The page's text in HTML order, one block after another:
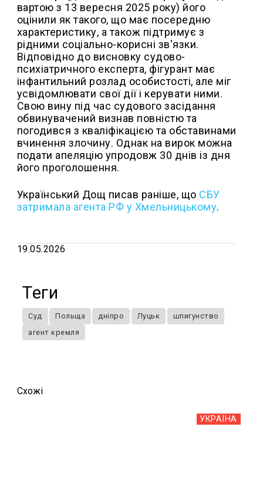
вартою з 13 вересня 2025 року) його
оцінили як такого, що має посередню
характеристику, а також підтримує з
рідними соціально-корисні зв'язки.
Відповідно до висновку судово-
психіатричного експерта, фігурант має
інфантильний розлад особистості, але міг
усвідомлювати свої дії і керувати ними.
Свою вину під час судового засідання
обвинувачений визнав повністю та
погодився з кваліфікацією та обставинами
вчинення злочину. Однак на вирок можна
подати апеляцію упродовж 30 днів із дня
його проголошення.
Український Дощ писав раніше, що СБУ
затримала агента РФ у Хмельницькому.
19.05.2026
Теги
Суд Польща дніпро Луцьк
шпигунство
агент кремля
Схожi
УКРАЇНА